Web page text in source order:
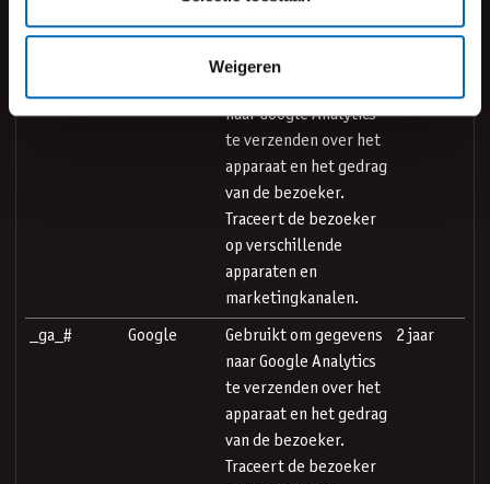
Weigeren
Naam Aanbieder Doel
Maximale
naar Google Analytics
te verzenden over het
apparaat en het gedrag
van de bezoeker.
Traceert de bezoeker
op verschillende
apparaten en
marketingkanalen.
_ga_# Google
Gebruikt om gegevens
naar Google Analytics
te verzenden over het
apparaat en het gedrag
van de bezoeker.
Traceert de bezoeker
2 jaar